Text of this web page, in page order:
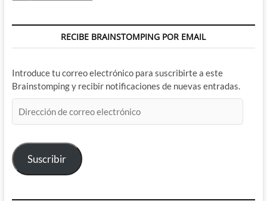
RECIBE BRAINSTOMPING POR EMAIL
Introduce tu correo electrónico para suscribirte a este
Brainstomping y recibir notificaciones de nuevas entradas.
de
electrónico
Suscribir